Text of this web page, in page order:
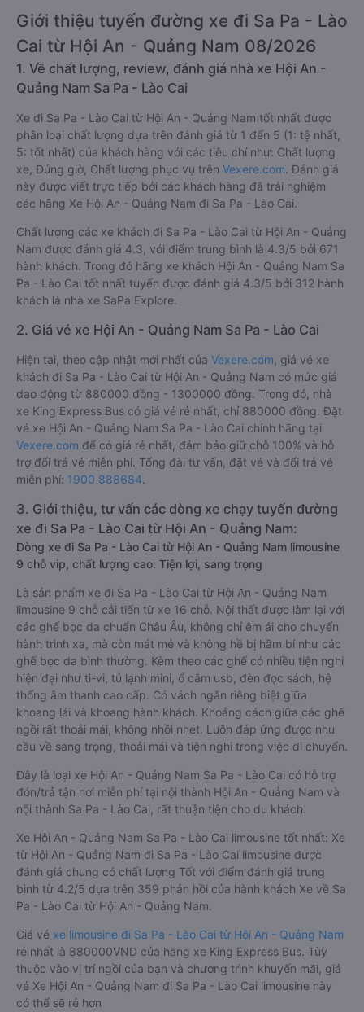
Giới thiệu tuyến đường xe đi Sa Pa - Lào
Cai từ Hội An - Quảng Nam 08/2026
1. Về chất lượng, review, đánh giá nhà xe Hội An -
Quảng Nam Sa Pa - Lào Cai
Xe đi Sa Pa - Lào Cai từ Hội An - Quảng Nam tốt nhất được
phân loại chất lượng dựa trên đánh giá từ 1 đến 5 (1: tệ nhất,
5: tốt nhất) của khách hàng với các tiêu chí như: Chất lượng
xe, Đúng giờ, Chất lượng phục vụ trên Vexere.com. Đánh giá
này được viết trực tiếp bởi các khách hàng đã trải nghiệm
các hãng Xe Hội An - Quảng Nam đi Sa Pa - Lào Cai.
Chất lượng các xe khách đi Sa Pa - Lào Cai từ Hội An - Quảng
Nam được đánh giá 4.3, với điểm trung bình là 4.3/5 bởi 671
hành khách. Trong đó hãng xe khách Hội An - Quảng Nam Sa
Pa - Lào Cai tốt nhất tuyến được đánh giá 4.3/5 bởi 312 hành
khách là nhà xe SaPa Explore.
2. Giá vé xe Hội An - Quảng Nam Sa Pa - Lào Cai
Hiện tại, theo cập nhật mới nhất của Vexere.com , giá vé xe
khách đi Sa Pa - Lào Cai từ Hội An - Quảng Nam có mức giá
dao động từ 880000 đồng - 1300000 đồng. Trong đó, nhà
xe King Express Bus có giá vé rẻ nhất, chỉ 880000 đồng. Đặt
vé xe Hội An - Quảng Nam Sa Pa - Lào Cai chính hãng tại
Vexere.com để có giá rẻ nhất, đảm bảo giữ chỗ 100% và hỗ
trợ đổi trả vé miễn phí. Tổng đài tư vấn, đặt vé và đổi trả vé
miễn phí: 1900 888684.
3. Giới thiệu, tư vấn các dòng xe chạy tuyến đường
xe đi Sa Pa - Lào Cai từ Hội An - Quảng Nam:
Dòng xe đi Sa Pa - Lào Cai từ Hội An - Quảng Nam limousine
9 chỗ vip, chất lượng cao: Tiện lợi, sang trọng
Là sản phẩm xe đi Sa Pa - Lào Cai từ Hội An - Quảng Nam
limousine 9 chỗ cải tiến từ xe 16 chỗ. Nội thất được làm lại với
các ghế bọc da chuẩn Châu Âu, không chỉ êm ái cho chuyến
hành trình xa, mà còn mát mẻ và không hề bị hầm bí như các
ghế bọc da bình thường. Kèm theo các ghế có nhiều tiện nghi
hiện đại như ti-vi, tủ lạnh mini, ổ cắm usb, đèn đọc sách, hệ
thống âm thanh cao cấp. Có vách ngăn riêng biệt giữa
khoang lái và khoang hành khách. Khoảng cách giữa các ghế
ngồi rất thoải mái, không nhồi nhét. Luôn đáp ứng được nhu
cầu về sang trọng, thoải mái và tiện nghi trong việc di chuyển.
Đây là loại xe Hội An - Quảng Nam Sa Pa - Lào Cai có hỗ trợ
đón/trả tận nơi miễn phí tại nội thành Hội An - Quảng Nam và
nội thành Sa Pa - Lào Cai, rất thuận tiện cho du khách.
Xe Hội An - Quảng Nam Sa Pa - Lào Cai limousine tốt nhất: Xe
từ Hội An - Quảng Nam đi Sa Pa - Lào Cai limousine được
đánh giá chung có chất lượng Tốt với điểm đánh giá trung
bình từ 4.2/5 dựa trên 359 phản hồi của hành khách Xe về Sa
Pa - Lào Cai từ Hội An - Quảng Nam.
Giá vé xe limousine đi Sa Pa - Lào Cai từ Hội An - Quảng Nam
rẻ nhất là 880000VND của hãng xe King Express Bus. Tùy
thuộc vào vị trí ngồi của bạn và chương trình khuyến mãi, giá
vé Xe Hội An - Quảng Nam đi Sa Pa - Lào Cai limousine này
có thể sẽ rẻ hơn